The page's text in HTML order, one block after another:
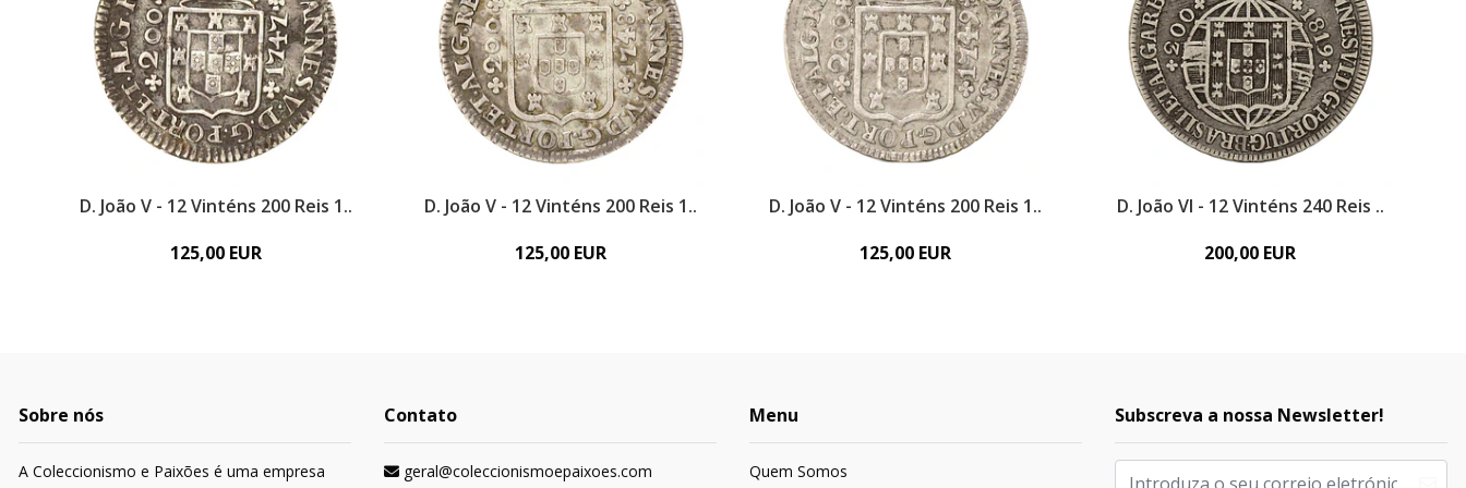
D. João V - 12 Vinténs 200 Reis 1..
125,00 EUR
D. João V - 12 Vinténs 200 Reis 1..
125,00 EUR
D. João V - 12 Vinténs 200 Reis 1..
125,00 EUR
D. João VI - 12 Vinténs 240 Reis ..
200,00 EUR
Sobre nós
A Coleccionismo e Paixões é uma empresa
Contato
geral@coleccionismoepaixoes.com
Menu
Quem Somos
Subscreva a nossa Newsletter!